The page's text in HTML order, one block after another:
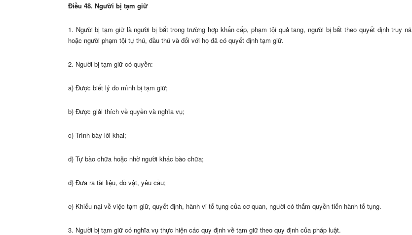
Điều 48. Người bị tạm giữ
1. Người bị tạm giữ là người bị bắt trong trường hợp khẩn cấp, phạm tội quả tang, người bị bắt theo quyết định truy nã
hoặc người phạm tội tự thú, đầu thú và đối với họ đã có quyết định tạm giữ.
2. Người bị tạm giữ có quyền:
a) Được biết lý do mình bị tạm giữ;
b) Được giải thích về quyền và nghĩa vụ;
c) Trình bày lời khai;
d) Tự bào chữa hoặc nhờ người khác bào chữa;
đ) Đưa ra tài liệu, đồ vật, yêu cầu;
e) Khiếu nại về việc tạm giữ, quyết định, hành vi tố tụng của cơ quan, người có thẩm quyền tiến hành tố tụng.
3. Người bị tạm giữ có nghĩa vụ thực hiện các quy định về tạm giữ theo quy định của pháp luật.